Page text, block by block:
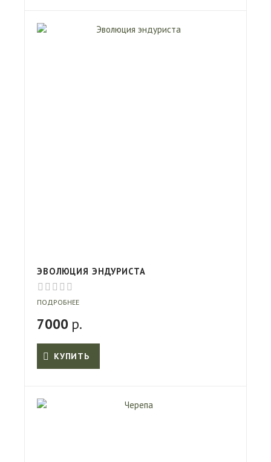
ЭВОЛЮЦИЯ ЭНДУРИСТА
ПОДРОБНЕЕ
7000 р.
КУПИТЬ